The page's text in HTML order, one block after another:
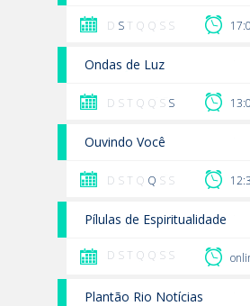
D S T Q Q S S
Ondas de Luz
D S T Q Q S S
Ouvindo Você
D S T Q Q S S
Pílulas de Espiritualidade
D S T Q Q S S
Plantão Rio Notícias